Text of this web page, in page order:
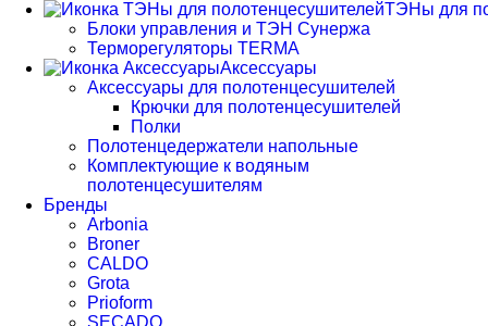
ТЭНы для
Блоки управления и ТЭН Сунержа
Терморегуляторы TERMA
Аксессуары
Аксессуары для полотенцесушителей
Крючки для полотенцесушителей
Полки
Полотенцедержатели напольные
Комплектующие к водяным
полотенцесушителям
Бренды
Arbonia
Broner
CALDO
Grota
Prioform
SECADO